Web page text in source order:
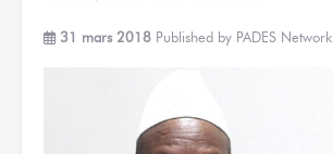
31 mars 2018 Published by PADES Network